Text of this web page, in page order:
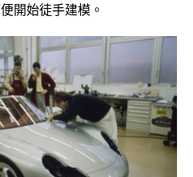
開始徒手建模。